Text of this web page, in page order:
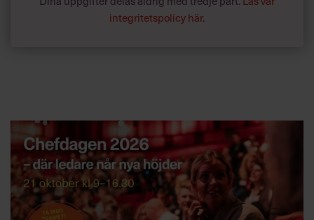
integritetspolicy här.